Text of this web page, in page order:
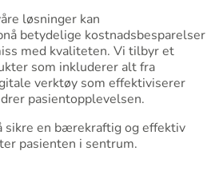
løsninger kan
betydelige kostnadsbesparelser
med kvaliteten. Vi tilbyr et
som inkluderer alt fra
verktøy som effektiviserer
pasientopplevelsen.
sikre en bærekraftig og effektiv
pasienten i sentrum.